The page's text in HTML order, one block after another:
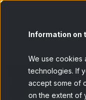
Information on
We use cookies
technologies. If
accept some of
on the extent of